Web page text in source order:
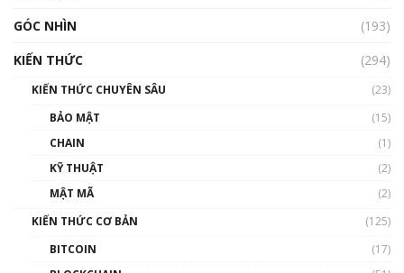
00:43:47
GÓC NHÌN
(193)
KIẾN THỨC
(294)
KIẾN THỨC CHUYÊN SÂU
(23)
BẢO MẬT
(15)
CHAIN
(1)
KỸ THUẬT
(2)
MẬT MÃ
(2)
KIẾN THỨC CƠ BẢN
(125)
BITCOIN
(17)